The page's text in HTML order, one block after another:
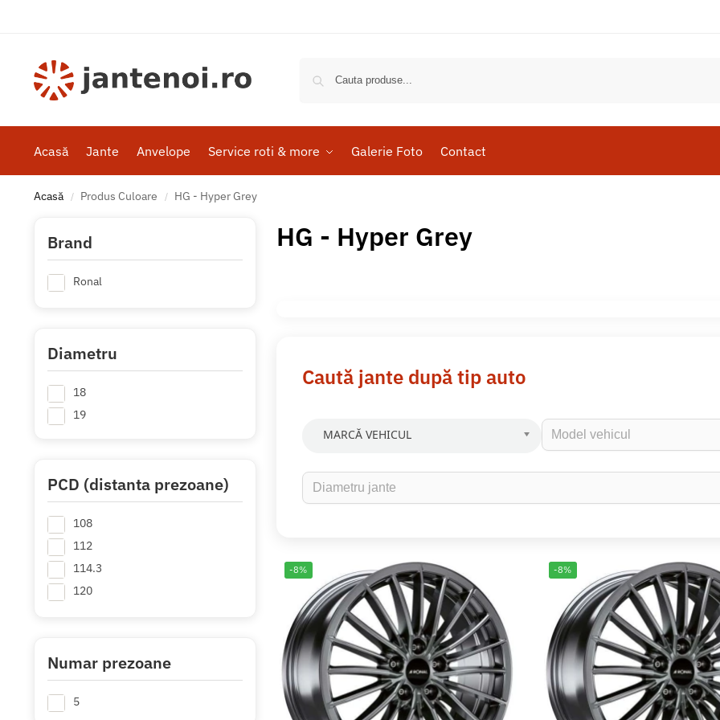
Acasă Jante Anvelope Service roti & more Galerie Foto Contact
Acasă / Produs Culoare / HG - Hyper Grey
HG - Hyper Grey
Caută jante după tip auto
MARCĂ VEHICUL
-8% -8%
Brand
Ronal
Diametru
18
19
PCD (distanta prezoane)
108
112
114.3
120
Numar prezoane
5